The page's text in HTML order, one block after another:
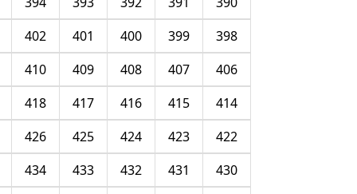
398
399
400
401
402
406
407
408
409
410
414
415
416
417
418
422
423
424
425
426
430
431
432
433
434